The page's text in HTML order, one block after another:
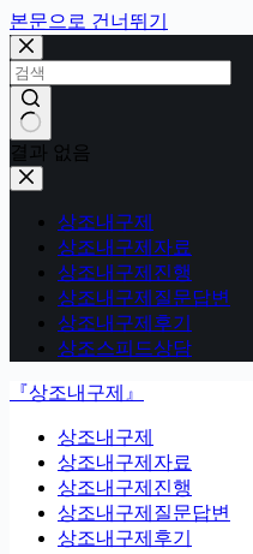
본문으로 건너뛰기
결과 없음
상조내구제
상조내구제자료
상조내구제진행
상조내구제질문답변
상조내구제후기
상조스피드상담
『상조내구제』
상조내구제
상조내구제자료
상조내구제진행
상조내구제질문답변
상조내구제후기